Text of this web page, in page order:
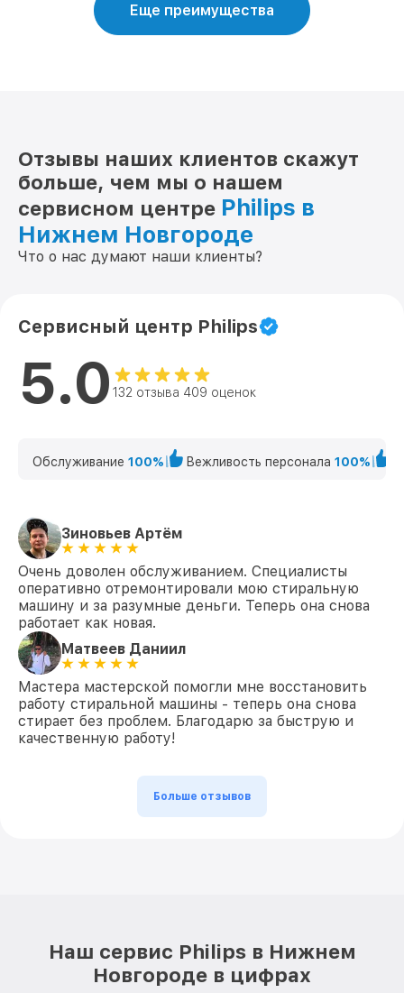
Еще преимущества
Отзывы наших клиентов скажут
больше, чем мы о нашем
сервисном центре Philips в
Нижнем Новгороде
Что о нас думают наши клиенты?
Сервисный центр Philips
5.0 132 отзыва 409 оценок
Обслуживание 100% Вежливость персонала 100%
Зиновьев Артём
Очень доволен обслуживанием. Специалисты
оперативно отремонтировали мою стиральную
машину и за разумные деньги. Теперь она снова
работает как новая.
Матвеев Даниил
Мастера мастерской помогли мне восстановить
работу стиральной машины - теперь она снова
стирает без проблем. Благодарю за быструю и
качественную работу!
Больше отзывов
Наш сервис Philips в Нижнем
Новгороде в цифрах